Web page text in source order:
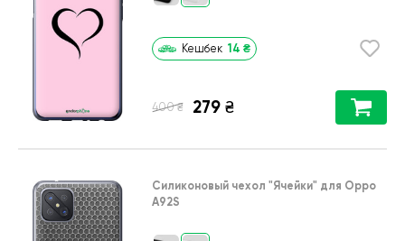
Кешбек 14 ₴
400 ₴ 279 ₴
Силиконовый чехол "Ячейки" для Oppo
A92S